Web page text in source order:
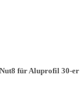
für Aluprofil 30-er